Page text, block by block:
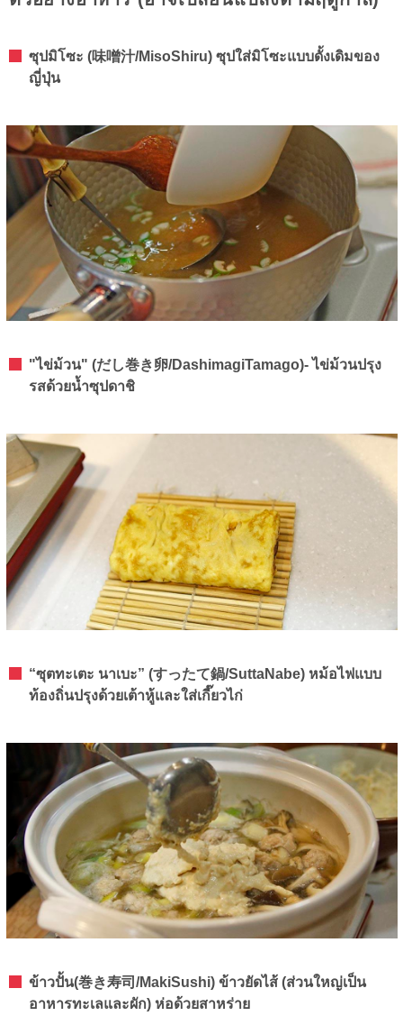
ซุปมิโซะ (味噌汁/MisoShiru) ซุปใส่มิโซะแบบดั้งเดิมของ
ญี่ปุ่น
"ไข่ม้วน" (だし巻き卵/DashimagiTamago)- ไข่ม้วนปรุง
รสด้วยน้ำซุปดาชิ
“ซุตทะเตะ นาเบะ” (すったて鍋/SuttaNabe) หม้อไฟแบบ
ท้องถิ่นปรุงด้วยเต้าหู้และใส่เกี๊ยวไก่
ข้าวปั้น(巻き寿司/MakiSushi) ข้าวยัดไส้ (ส่วนใหญ่เป็น
อาหารทะเลและผัก) ห่อด้วยสาหร่าย